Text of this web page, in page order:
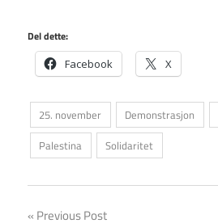
Del dette:
Facebook X
25. november Demonstrasjon
Palestina
Solidaritet
Previous Post